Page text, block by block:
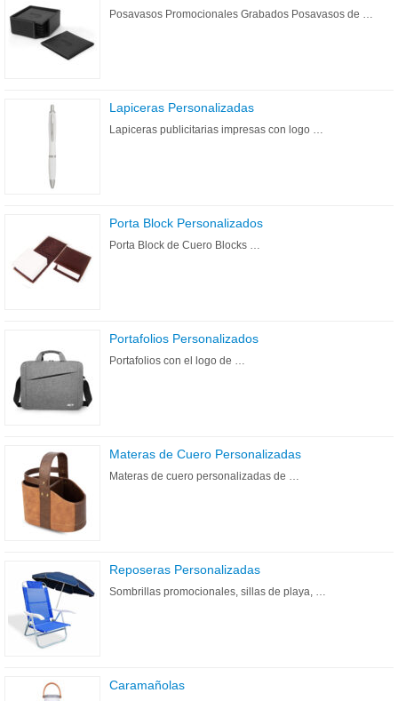
Posavasos Promocionales Grabados Posavasos de …
Lapiceras Personalizadas
Lapiceras publicitarias impresas con logo …
Porta Block Personalizados
Porta Block de Cuero Blocks …
Portafolios Personalizados
Portafolios con el logo de …
Materas de Cuero Personalizadas
Materas de cuero personalizadas de …
Reposeras Personalizadas
Sombrillas promocionales, sillas de playa, …
Caramañolas